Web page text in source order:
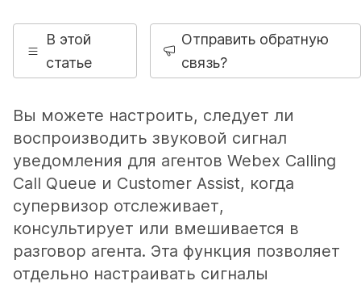
В этой
статье
Отправить обратную
связь?
Вы можете настроить, следует ли
воспроизводить звуковой сигнал
уведомления для агентов Webex Calling
Call Queue и Customer Assist, когда
супервизор отслеживает,
консультирует или вмешивается в
разговор агента. Эта функция позволяет
отдельно настраивать сигналы